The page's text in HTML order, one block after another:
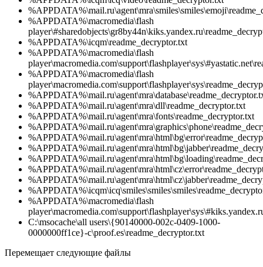
%APPDATA%\macromedia\flash
%APPDATA%\icqm\readme_decryptor.txt
%APPDATA%\macromedia\flash
%APPDATA%\macromedia\flash
%APPDATA%\mail.ru\agent\mra\dll\readme_decryptor.txt
%APPDATA%\mail.ru\agent\mra\fonts\readme_decryptor.txt
%APPDATA%\macromedia\flash
C:\msocache\all users\{90140000-002c-0409-1000-
0000000ff1ce}-c\proof.es\readme_decryptor.txt
Перемещает следующие файлы